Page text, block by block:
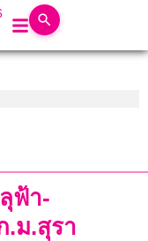
ฟ้า-
.ม.สุรา